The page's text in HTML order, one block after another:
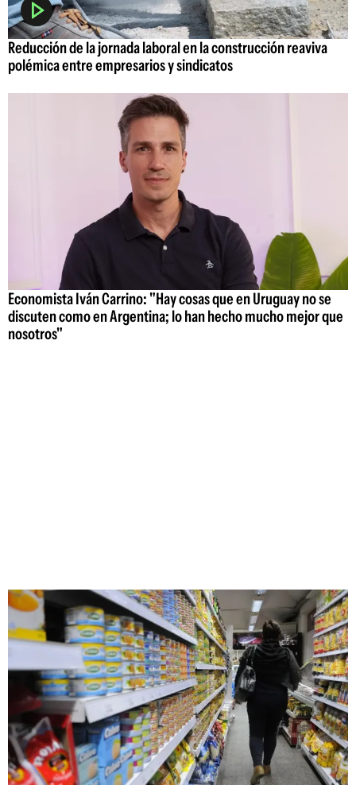
Reducción de la jornada laboral en la construcción reaviva
polémica entre empresarios y sindicatos
Economista Iván Carrino: "Hay cosas que en Uruguay no se
discuten como en Argentina; lo han hecho mucho mejor que
nosotros"